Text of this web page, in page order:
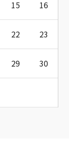
15 16
22 23
29 30